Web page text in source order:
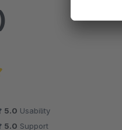
out of 5 stars
5.0 Usability
5.0 Support